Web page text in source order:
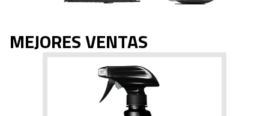
MEJORES VENTAS